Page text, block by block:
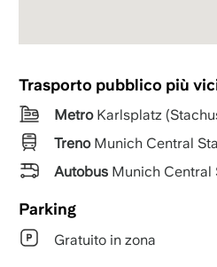
Trasporto pubblico più
MetroKarlsplatz
TrenoMunich Central
AutobusMunich Central
Parking
Gratuito in zona